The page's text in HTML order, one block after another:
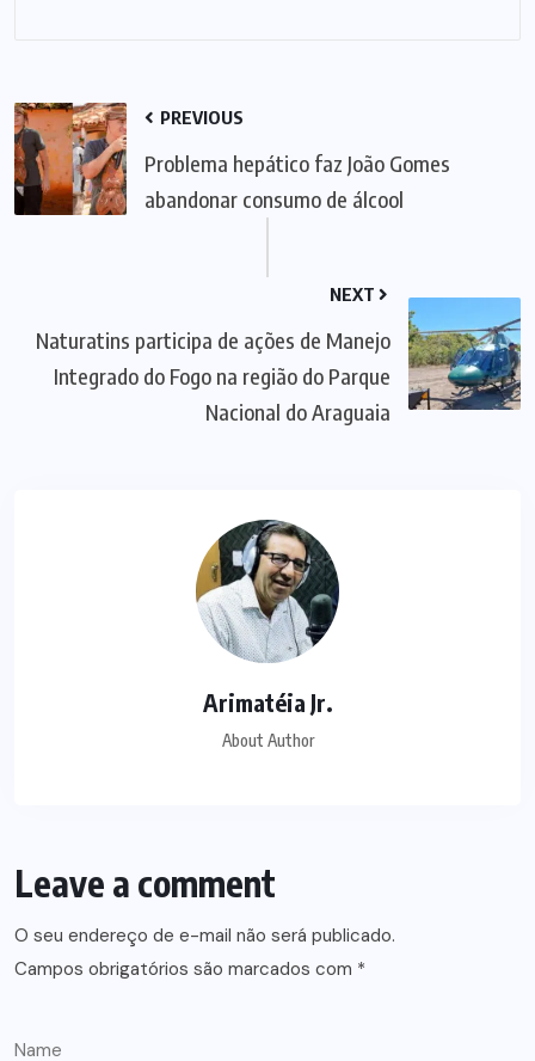
PREVIOUS
Problema hepático faz João Gomes
abandonar consumo de álcool
NEXT
Naturatins participa de ações de Manejo
Integrado do Fogo na região do Parque
Nacional do Araguaia
Arimatéia Jr.
About Author
Leave a comment
O seu endereço de e-mail não será publicado.
Campos obrigatórios são marcados com *